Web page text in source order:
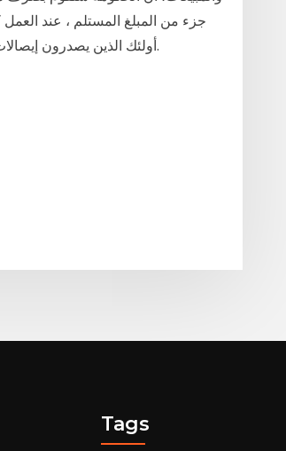
جزء من المبلغ المستلم ، عند
أولئك الذين يصدرون إيصالات خضراء – إلا إذا لم تتجاوز في العام السابق 10 آلاف يورو من الدخل.
Tags